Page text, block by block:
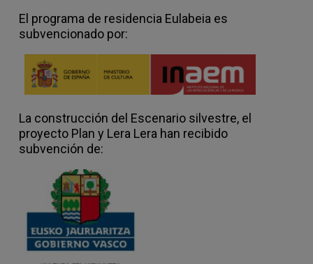
El programa de residencia Eulabeia es
subvencionado por:
La construcción del Escenario silvestre, el
proyecto Plan y Lera Lera han recibido
subvención de: